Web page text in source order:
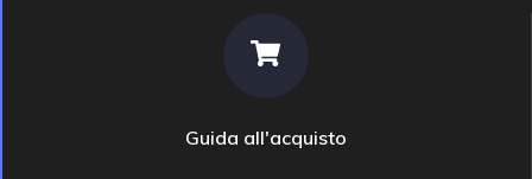
Guida all'acquisto